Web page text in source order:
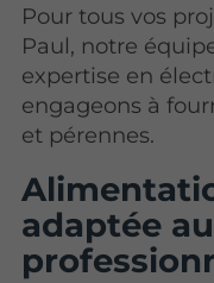
Pour tous vos
Paul, notre
expertise en
engageons à
et pérennes.
adaptée